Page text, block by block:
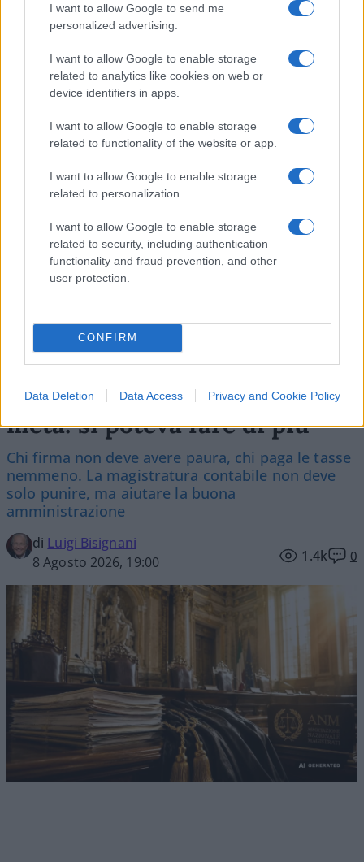
I want to allow Google to send me
personalized advertising.
I want to allow Google to enable storage
related to analytics like cookies on web or
device identifiers in apps.
I want to allow Google to enable storage
related to functionality of the website or app.
I want to allow Google to enable storage
related to personalization.
I want to allow Google to enable storage
related to security, including authentication
functionality and fraud prevention, and other
user protection.
CONFIRM
Data Deletion Data Access Privacy and Cookie Policy
#ROBERTO VANNACCI
Vignetta del 07/08/2026
Corte dei conti, la riforma a
metà: si poteva fare di più
Chi firma non deve avere paura, chi paga le tasse
nemmeno. La magistratura contabile non deve
solo punire, ma aiutare la buona
amministrazione
di Luigi Bisignani
8 Agosto 2026, 19:00
1.4k 0